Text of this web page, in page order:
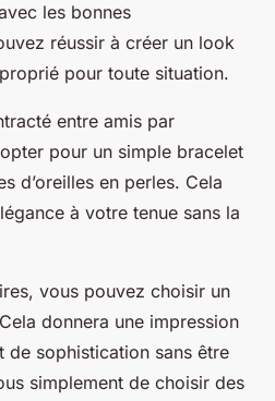
les bonnes
réussir à créer un look
pour toute situation.
entre amis par
pour un simple bracelet
d’oreilles en perles. Cela
à votre tenue sans la
vous pouvez choisir un
donnera une impression
de sophistication sans être
simplement de choisir des